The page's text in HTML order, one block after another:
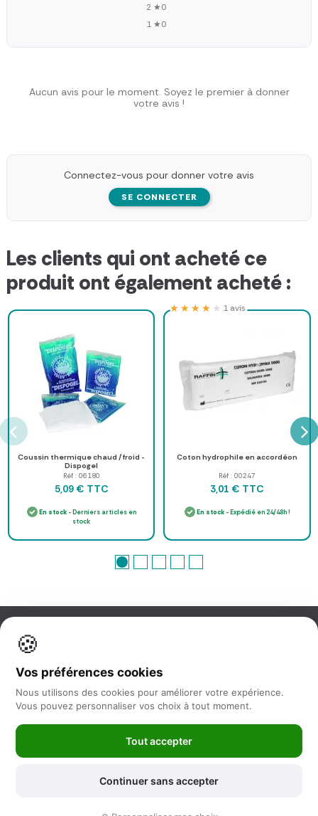
2 ★0
1 ★0
Aucun avis pour le moment. Soyez le premier à donner
votre avis !
Connectez-vous pour donner votre avis
SE CONNECTER
Les clients qui ont acheté ce
produit ont également acheté :
Coussin thermique chaud / froid -
Dispogel
Réf : 06180
5,09 € TTC
En stock- Derniers articles en
stock
Coton hydrophile en accordéon
Réf : 00247
★★★★★
★★★★★ 1 avis
3,01 € TTC
En stock- Expédié en 24/48h !
Information
Nos services
Newsletter
Mentions Légales-Conditions générales de vente
🍪
Vos préférences cookies
Nous utilisons des cookies pour améliorer votre expérience.
Vous pouvez personnaliser vos choix à tout moment.
Tout accepter
Continuer sans accepter